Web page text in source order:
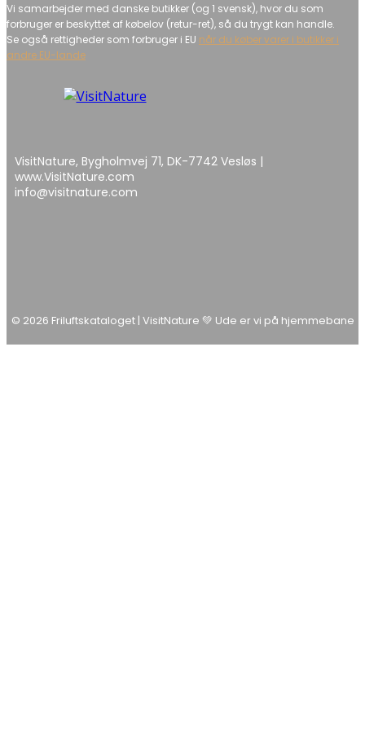
Vi samarbejder med danske butikker (og 1 svensk), hvor du som
forbruger er beskyttet af købelov (retur-ret), så du trygt kan handle.
Se også rettigheder som forbruger i EU når du køber varer i butikker i
andre EU-lande
VisitNature, Bygholmvej 71, DK-7742 Vesløs |
www.VisitNature.com
info@visitnature.com
© 2026 Friluftskataloget | VisitNature 💚 Ude er vi på hjemmebane